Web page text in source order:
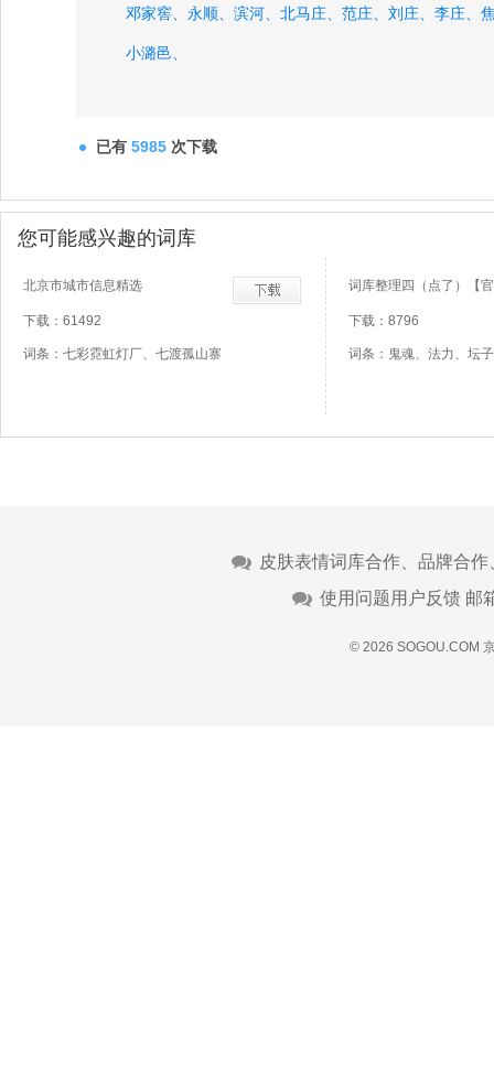
邓家窖、 永顺、 滨河、 北马庄、 范庄、 刘庄、 李庄、
小潞邑、
已有 5985 次下载
您可能感兴趣的词库
北京市城市信息精选
下载：61492
词条：七彩霓虹灯厂、七渡孤山寨
词库整理四（点了）【
下载：8796
词条：鬼魂、法力、坛
皮肤表情词库合作、品牌合
使用问题用户反馈 邮
© 2026 SOGOU.COM